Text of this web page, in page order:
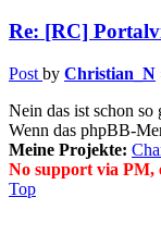
Re: [RC]
Post by Christian_N
Nein das ist schon so
Wenn das phpBB-
Meine Projekte:
No support via PM,
Top